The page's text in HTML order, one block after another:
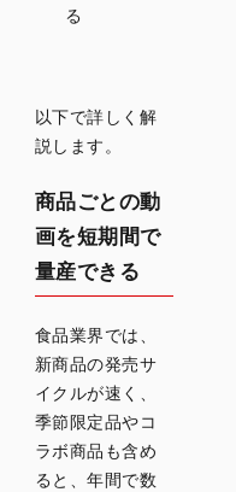
る
以下で詳しく解
説します。
商品ごとの動
画を短期間で
量産できる
食品業界では、
新商品の発売サ
イクルが速く、
季節限定品やコ
ラボ商品も含め
ると、年間で数